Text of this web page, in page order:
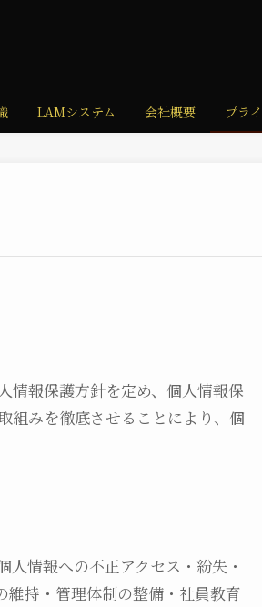
LAMシステム 会社概要 プラ
情報保護方針を定め、個人情報保
組みを徹底させることにより、個
情報への不正アクセス・紛失・
維持・管理体制の整備・社員教育